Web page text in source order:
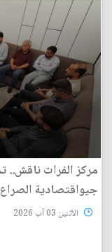
مركز الفرات ناقش..
جيواقتصادية الصراع
الأثنين 03 آب 2026